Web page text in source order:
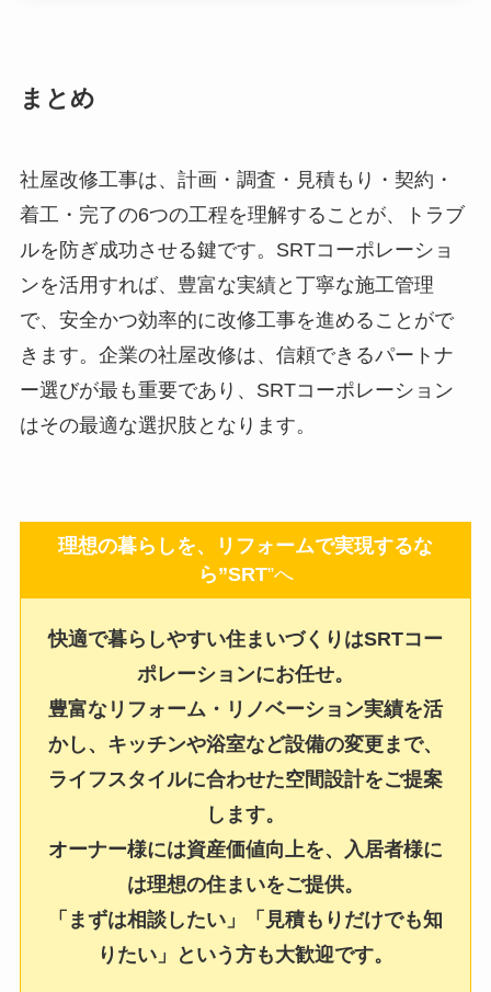
まとめ
社屋改修工事は、計画・調査・見積もり・契約・
着工・完了の6つの工程を理解することが、トラブ
ルを防ぎ成功させる鍵です。SRTコーポレーショ
ンを活用すれば、豊富な実績と丁寧な施工管理
で、安全かつ効率的に改修工事を進めることがで
きます。企業の社屋改修は、信頼できるパートナ
ー選びが最も重要であり、SRTコーポレーション
はその最適な選択肢となります。
理想の暮らしを、リフォームで実現するな
ら”SRT”へ
快適で暮らしやすい住まいづくりはSRTコー
ポレーションにお任せ。
豊富なリフォーム・リノベーション実績を活
かし、キッチンや浴室など設備の変更まで、
ライフスタイルに合わせた空間設計をご提案
します。
オーナー様には資産価値向上を、入居者様に
は理想の住まいをご提供。
「まずは相談したい」「見積もりだけでも知
りたい」という方も大歓迎です。